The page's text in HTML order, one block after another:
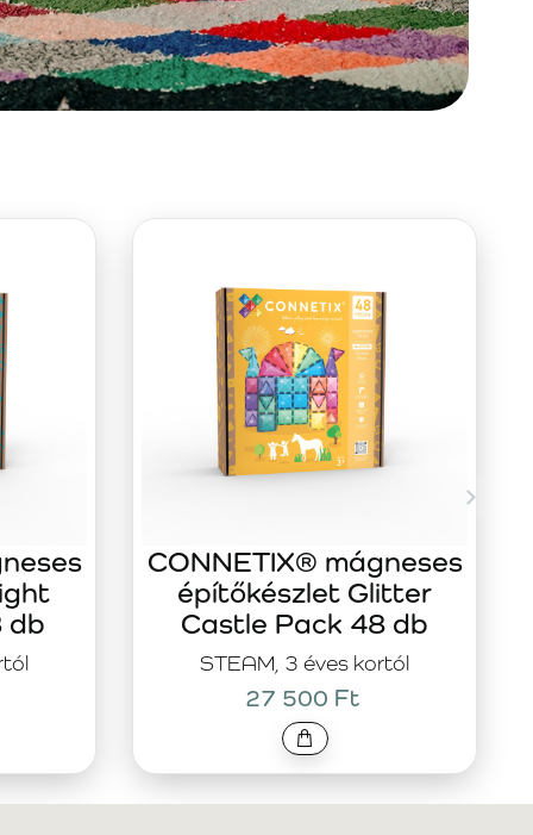
db
STEAM, 3 éves kortól
CONNETIX® mágneses
építőkészlet Glitter
Castle Pack 48 db
27 500 Ft